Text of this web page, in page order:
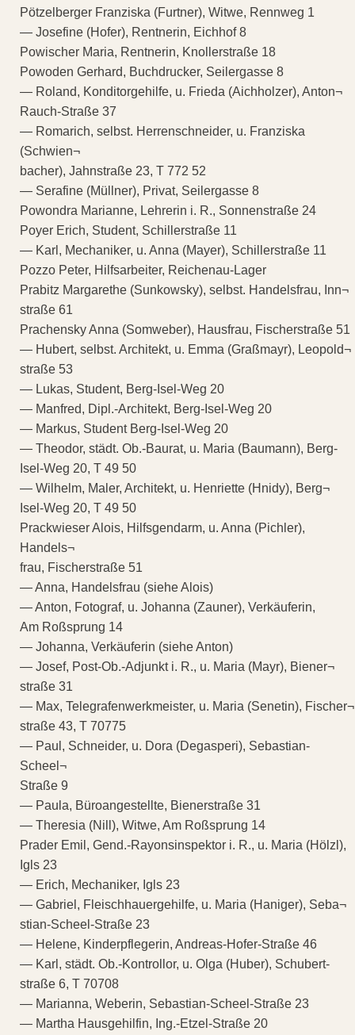
Pötzelberger Franziska (Furtner), Witwe, Rennweg 1
— Josefine (Hofer), Rentnerin, Eichhof 8
Powischer Maria, Rentnerin, Knollerstraße 18
Powoden Gerhard, Buchdrucker, Seilergasse 8
— Roland, Konditorgehilfe, u. Frieda (Aichholzer), Anton¬
Rauch-Straße 37
— Romarich, selbst. Herrenschneider, u. Franziska
(Schwien¬
bacher), Jahnstraße 23, T 772 52
— Serafine (Müllner), Privat, Seilergasse 8
Powondra Marianne, Lehrerin i. R., Sonnenstraße 24
Poyer Erich, Student, Schillerstraße 11
— Karl, Mechaniker, u. Anna (Mayer), Schillerstraße 11
Pozzo Peter, Hilfsarbeiter, Reichenau-Lager
Prabitz Margarethe (Sunkowsky), selbst. Handelsfrau, Inn¬
straße 61
Prachensky Anna (Somweber), Hausfrau, Fischerstraße 51
— Hubert, selbst. Architekt, u. Emma (Graßmayr), Leopold¬
straße 53
— Lukas, Student, Berg-Isel-Weg 20
— Manfred, Dipl.-Architekt, Berg-Isel-Weg 20
— Markus, Student Berg-Isel-Weg 20
— Theodor, städt. Ob.-Baurat, u. Maria (Baumann), Berg-
Isel-Weg 20, T 49 50
— Wilhelm, Maler, Architekt, u. Henriette (Hnidy), Berg¬
Isel-Weg 20, T 49 50
Prackwieser Alois, Hilfsgendarm, u. Anna (Pichler),
Handels¬
frau, Fischerstraße 51
— Anna, Handelsfrau (siehe Alois)
— Anton, Fotograf, u. Johanna (Zauner), Verkäuferin,
Am Roßsprung 14
— Johanna, Verkäuferin (siehe Anton)
— Josef, Post-Ob.-Adjunkt i. R., u. Maria (Mayr), Biener¬
straße 31
— Max, Telegrafenwerkmeister, u. Maria (Senetin), Fischer¬
straße 43, T 70775
— Paul, Schneider, u. Dora (Degasperi), Sebastian-
Scheel¬
Straße 9
— Paula, Büroangestellte, Bienerstraße 31
— Theresia (Nill), Witwe, Am Roßsprung 14
Prader Emil, Gend.-Rayonsinspektor i. R., u. Maria (Hölzl),
Igls 23
— Erich, Mechaniker, Igls 23
— Gabriel, Fleischhauergehilfe, u. Maria (Haniger), Seba¬
stian-Scheel-Straße 23
— Helene, Kinderpflegerin, Andreas-Hofer-Straße 46
— Karl, städt. Ob.-Kontrollor, u. Olga (Huber), Schubert-
straße 6, T 70708
— Marianna, Weberin, Sebastian-Scheel-Straße 23
— Martha Hausgehilfin, Ing.-Etzel-Straße 20